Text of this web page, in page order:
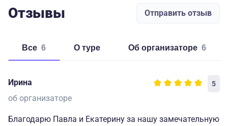
Отзывы Отправить отзыв
Все 6 о туре об организаторе 6
Ирина 5
об организаторе
Благодарю Павла и Екатерину за нашу замечательную